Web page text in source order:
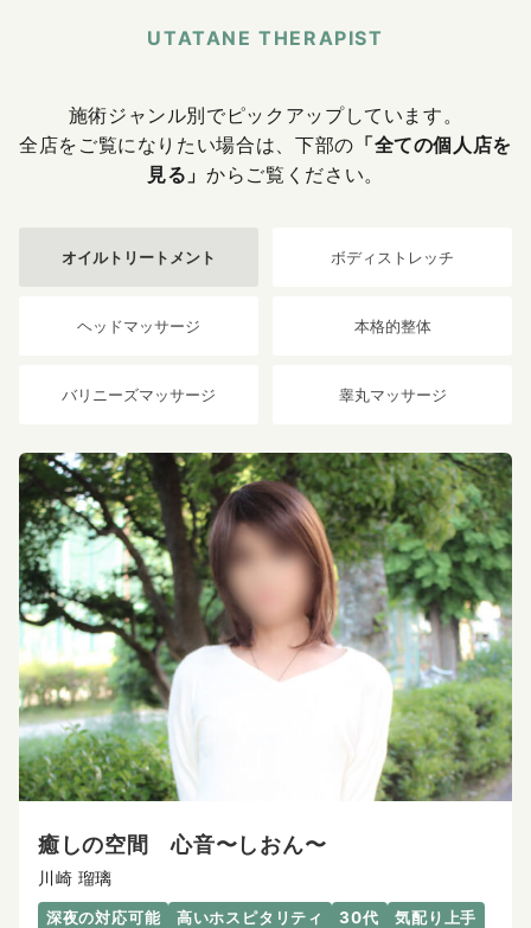
UTATANE THERAPIST
施術ジャンル別でピックアップしています。
全店をご覧になりたい場合は、下部の 「全ての個人店を
見る」からご覧ください。
オイルトリートメント ボディストレッチ
ヘッドマッサージ 本格的整体
バリニーズマッサージ 睾丸マッサージ
癒しの空間 心音〜しおん〜
川崎 瑠璃
深夜の対応可能 高いホスピタリティ 30代
気配り上手